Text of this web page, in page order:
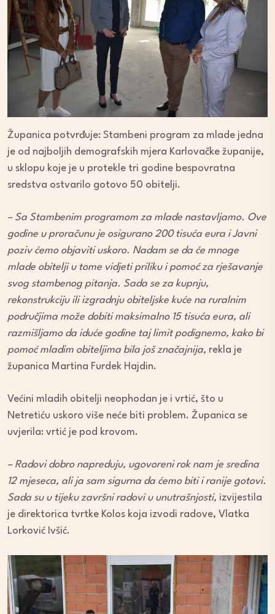
Županica potvrđuje: Stambeni program za mlade jedna
je od najboljih demografskih mjera Karlovačke županije,
u sklopu koje je u protekle tri godine bespovratna
sredstva ostvarilo gotovo 50 obitelji.
– Sa Stambenim programom za mlade nastavljamo. Ove
godine u proračunu je osigurano 200 tisuća eura i Javni
poziv ćemo objaviti uskoro. Nadam se da će mnoge
mlade obitelji u tome vidjeti priliku i pomoć za rješavanje
svog stambenog pitanja. Sada se za kupnju,
rekonstrukciju ili izgradnju obiteljske kuće na ruralnim
područjima može dobiti maksimalno 15 tisuća eura, ali
razmišljamo da iduće godine taj limit podignemo, kako bi
pomoć mladim obiteljima bila još značajnija, rekla je
županica Martina Furdek Hajdin.
Većini mladih obitelji neophodan je i vrtić, što u
Netretiću uskoro više neće biti problem. Županica se
uvjerila: vrtić je pod krovom.
– Radovi dobro napreduju, ugovoreni rok nam je sredina
12 mjeseca, ali ja sam sigurna da ćemo biti i ranije gotovi.
Sada su u tijeku završni radovi u unutrašnjosti, izvijestila
je direktorica tvrtke Kolos koja izvodi radove, Vlatka
Lorković Ivšić.